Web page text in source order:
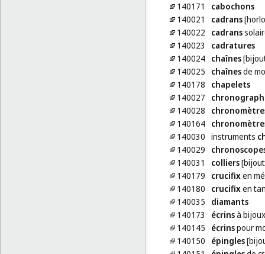
140171
cabochons
140021
cadrans
140022
cadrans
140023
cadratures
140024 chaînes
140025
chaînesde
140178
chapelets
140027
140028
140164
140030 instruments
140029
140031
colliers
140179
crucifixen
140180
crucifixen
140035
diamants
140173
écrinsà bijoux
140145
écrinspour
140150
épingles